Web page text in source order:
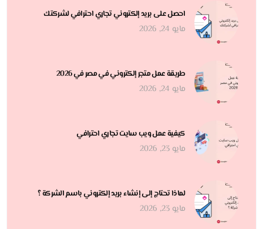
احصل على بريد إلكتروني تجاري احترافي لشركتك
مايو 24, 2026
طريقة عمل متجر إلكتروني في مصر في 2026
مايو 24, 2026
كيفية عمل ويب سايت تجاري احترافي
مايو 23, 2026
لماذا تحتاج إلى إنشاء بريد إلكتروني باسم الشركة ؟
مايو 23, 2026